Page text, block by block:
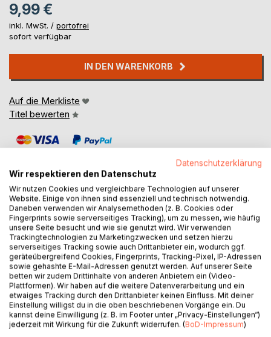
9,99 €
inkl. MwSt. / portofrei
sofort verfügbar
IN DEN WARENKORB
Auf die Merkliste
Titel bewerten
BESCHREIBUNG
Ein prächtiger Hawdala-Teller, von einem jüdischen Arzt in
Köln im tiefsten Mittelalter für seine Familie angeschafft,
nimmt in seiner Familie den Weg bis in die Neuzeit. Viele
bewegende Geschichten, die ein Abbild jüdischen Lebens
und Leidens sind, ranken sich bald um ihn. Der Teller
kommt schließlich in die Hände einer amerikanischen
Wissenschaftlerin, die sich nun selbst aufmachen will, seine
Wanderung durch die Geschichte zu erforschen. So
Datenschutzerklärung
Wir respektieren den Datenschutz
Wir nutzen Cookies und vergleichbare Technologien auf unserer
Website. Einige von ihnen sind essenziell und technisch notwendig.
Daneben verwenden wir Analysemethoden (z. B. Cookies oder
Fingerprints sowie serverseitiges Tracking), um zu messen, wie häufig
unsere Seite besucht und wie sie genutzt wird. Wir verwenden
Trackingtechnologien zu Marketingzwecken und setzen hierzu
serverseitiges Tracking sowie auch Drittanbieter ein, wodurch ggf.
geräteübergreifend Cookies, Fingerprints, Tracking-Pixel, IP-Adressen
sowie gehashte E-Mail-Adressen genutzt werden. Auf unserer Seite
betten wir zudem Drittinhalte von anderen Anbietern ein (Video-
Plattformen). Wir haben auf die weitere Datenverarbeitung und ein
etwaiges Tracking durch den Drittanbieter keinen Einfluss. Mit deiner
Einstellung willigst du in die oben beschriebenen Vorgänge ein. Du
kannst deine Einwilligung (z. B. im Footer unter „Privacy-Einstellungen“)
jederzeit mit Wirkung für die Zukunft widerrufen. (BoD-Impressum)